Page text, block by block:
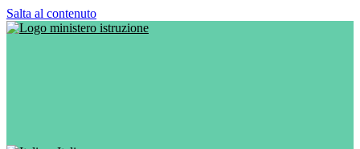
Salta al contenuto